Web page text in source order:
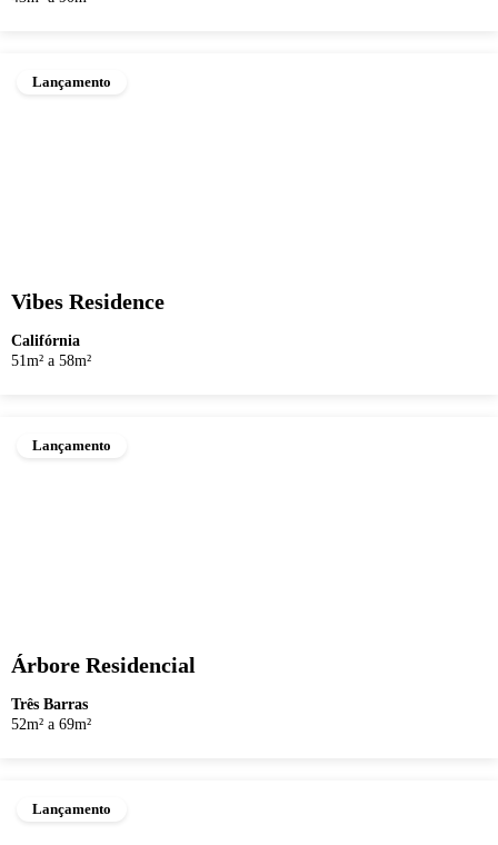
Lançamento
Vibes Residence
Califórnia
51m² a 58m²
Lançamento
Árbore Residencial
Três Barras
52m² a 69m²
Lançamento